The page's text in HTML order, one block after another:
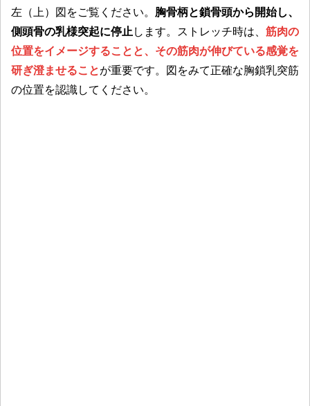
左（上）図をご覧ください。 胸骨柄と鎖骨頭から開始し、
側頭骨の乳様突起に停止 します。ストレッチ時は、 筋肉の
位置をイメージすることと、その筋肉が伸びている感覚を
研ぎ澄ませることが重要です。図をみて正確な胸鎖乳突筋
の位置を認識してください。